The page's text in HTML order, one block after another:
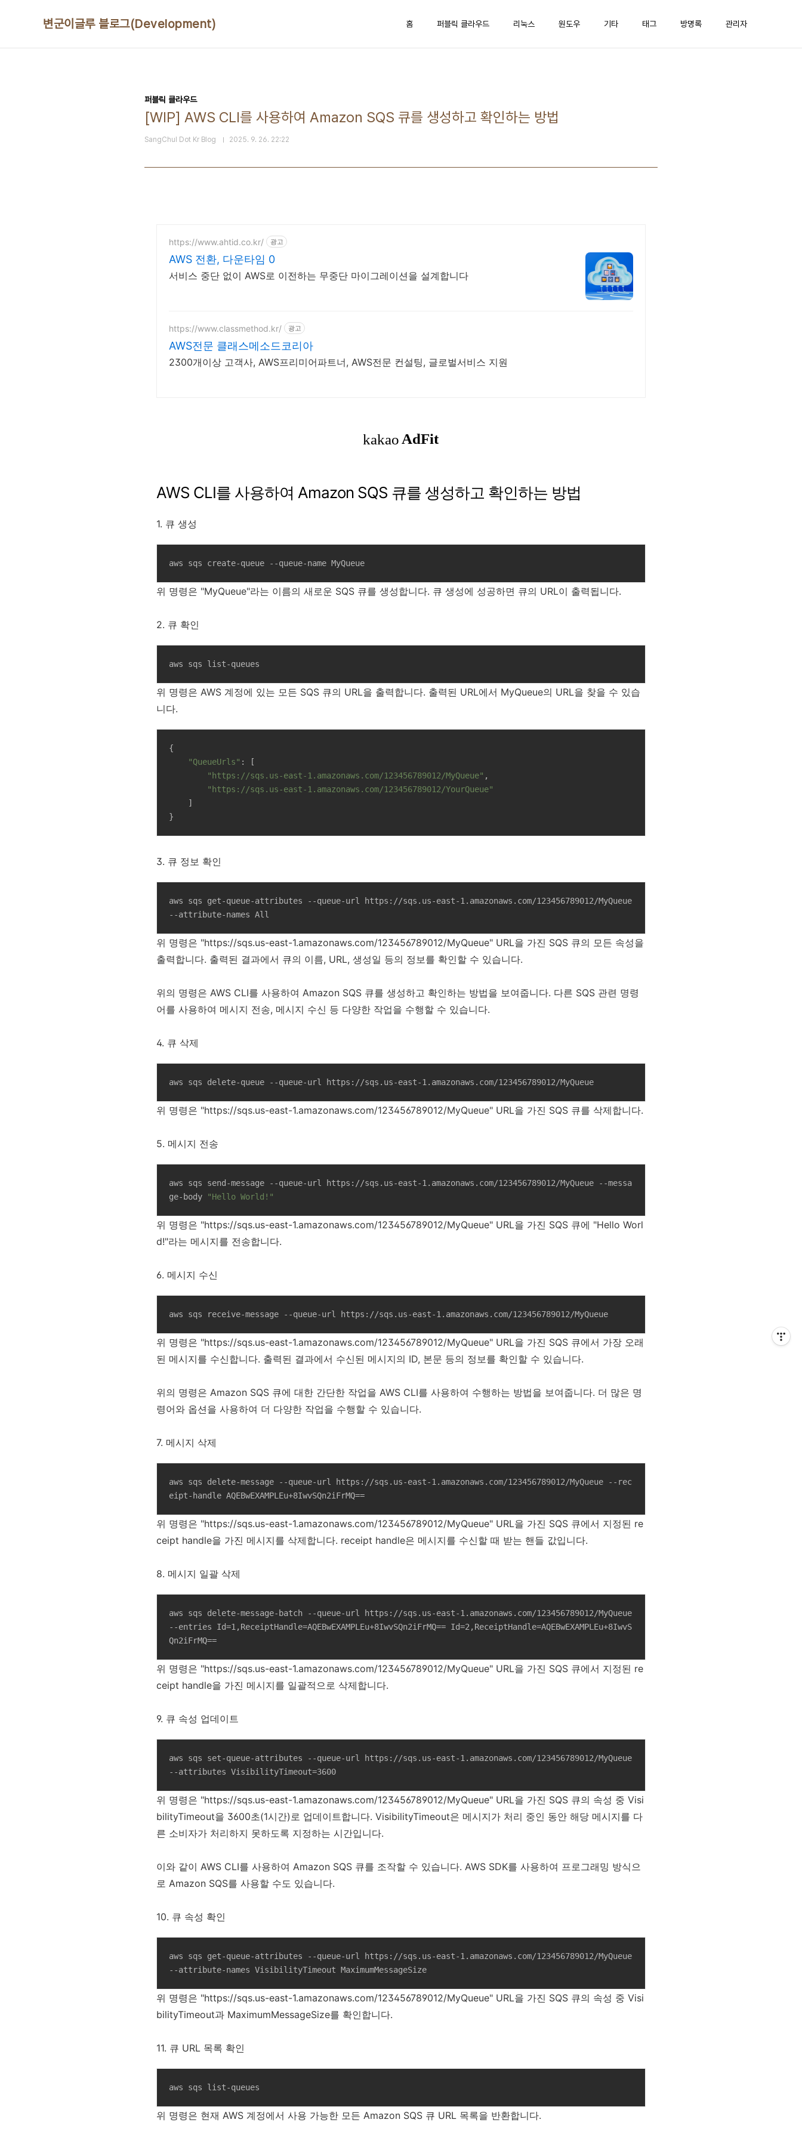
변군이글루 블로그(Development) 홈 퍼블릭 클라우드 리눅스 원도우 기타 태그 방명록 관리자
퍼블릭 클라우드
[WIP] AWS CLI를 사용하여 Amazon SQS 큐를 생성하고 확인하는 방법
SangChul Dot Kr Blog 2025. 9. 26. 22:22
https://www.ahtid.co.kr/ 광고
AWS 전환, 다운타임 0
서비스 중단 없이 AWS로 이전하는 무중단 마이그레이션을 설계합니다
https://www.classmethod.kr/ 광고
AWS전문 클래스메소드코리아
2300개이상 고객사, AWS프리미어파트너, AWS전문 컨설팅, 글로벌서비스 지원
AWS CLI를 사용하여 Amazon SQS 큐를 생성하고 확인하는 방법
1. 큐 생성
aws sqs create-queue --queue-name MyQueue
위 명령은 "MyQueue"라는 이름의 새로운 SQS 큐를 생성합니다. 큐 생성에 성공하면 큐의 URL이 출력됩니다.
2. 큐 확인
aws sqs list-queues
위 명령은 AWS 계정에 있는 모든 SQS 큐의 URL을 출력합니다. 출력된 URL에서 MyQueue의 URL을 찾을 수 있습
니다.
{
"QueueUrls" : [
"https://sqs.us-east-1.amazonaws.com/123456789012/MyQueue" ,
"https://sqs.us-east-1.amazonaws.com/123456789012/YourQueue"
}
3. 큐 정보 확인
aws sqs get-queue-attributes --queue-url https://sqs.us-east-1.amazonaws.com/123456789012/MyQueue
--attribute-names All
위 명령은 "https://sqs.us-east-1.amazonaws.com/123456789012/MyQueue" URL을 가진 SQS 큐의 모든 속성을
출력합니다. 출력된 결과에서 큐의 이름, URL, 생성일 등의 정보를 확인할 수 있습니다.
위의 명령은 AWS CLI를 사용하여 Amazon SQS 큐를 생성하고 확인하는 방법을 보여줍니다. 다른 SQS 관련 명령
어를 사용하여 메시지 전송, 메시지 수신 등 다양한 작업을 수행할 수 있습니다.
4. 큐 삭제
aws sqs delete-queue --queue-url https://sqs.us-east-1.amazonaws.com/123456789012/MyQueue
위 명령은 "https://sqs.us-east-1.amazonaws.com/123456789012/MyQueue" URL을 가진 SQS 큐를 삭제합니다.
5. 메시지 전송
aws sqs send-message --queue-url https://sqs.us-east-1.amazonaws.com/123456789012/MyQueue --messa
ge-body
"Hello World!"
위 명령은 "https://sqs.us-east-1.amazonaws.com/123456789012/MyQueue" URL을 가진 SQS 큐에 "Hello Worl
d!"라는 메시지를 전송합니다.
6. 메시지 수신
aws sqs receive-message --queue-url https://sqs.us-east-1.amazonaws.com/123456789012/MyQueue
위 명령은 "https://sqs.us-east-1.amazonaws.com/123456789012/MyQueue" URL을 가진 SQS 큐에서 가장 오래
된 메시지를 수신합니다. 출력된 결과에서 수신된 메시지의 ID, 본문 등의 정보를 확인할 수 있습니다.
위의 명령은 Amazon SQS 큐에 대한 간단한 작업을 AWS CLI를 사용하여 수행하는 방법을 보여줍니다. 더 많은 명
령어와 옵션을 사용하여 더 다양한 작업을 수행할 수 있습니다.
7. 메시지 삭제
aws sqs delete-message --queue-url https://sqs.us-east-1.amazonaws.com/123456789012/MyQueue --rec
eipt-handle AQEBwEXAMPLEu+8IwvSQn2iFrMQ==
위 명령은 "https://sqs.us-east-1.amazonaws.com/123456789012/MyQueue" URL을 가진 SQS 큐에서 지정된 re
ceipt handle을 가진 메시지를 삭제합니다. receipt handle은 메시지를 수신할 때 받는 핸들 값입니다.
8. 메시지 일괄 삭제
aws sqs delete-message-batch --queue-url https://sqs.us-east-1.amazonaws.com/123456789012/MyQueue
--entries Id=1,ReceiptHandle=AQEBwEXAMPLEu+8IwvSQn2iFrMQ== Id=2,ReceiptHandle=AQEBwEXAMPLEu+8IwvS
Qn2iFrMQ==
위 명령은 "https://sqs.us-east-1.amazonaws.com/123456789012/MyQueue" URL을 가진 SQS 큐에서 지정된 re
ceipt handle을 가진 메시지를 일괄적으로 삭제합니다.
9. 큐 속성 업데이트
aws sqs set-queue-attributes --queue-url https://sqs.us-east-1.amazonaws.com/123456789012/MyQueue
--attributes VisibilityTimeout=3600
위 명령은 "https://sqs.us-east-1.amazonaws.com/123456789012/MyQueue" URL을 가진 SQS 큐의 속성 중 Visi
bilityTimeout을 3600초(1시간)로 업데이트합니다. VisibilityTimeout은 메시지가 처리 중인 동안 해당 메시지를 다
른 소비자가 처리하지 못하도록 지정하는 시간입니다.
이와 같이 AWS CLI를 사용하여 Amazon SQS 큐를 조작할 수 있습니다. AWS SDK를 사용하여 프로그래밍 방식으
로 Amazon SQS를 사용할 수도 있습니다.
10. 큐 속성 확인
aws sqs get-queue-attributes --queue-url https://sqs.us-east-1.amazonaws.com/123456789012/MyQueue
--attribute-names VisibilityTimeout MaximumMessageSize
위 명령은 "https://sqs.us-east-1.amazonaws.com/123456789012/MyQueue" URL을 가진 SQS 큐의 속성 중 Visi
bilityTimeout과 MaximumMessageSize를 확인합니다.
11. 큐 URL 목록 확인
aws sqs list-queues
위 명령은 현재 AWS 계정에서 사용 가능한 모든 Amazon SQS 큐 URL 목록을 반환합니다.